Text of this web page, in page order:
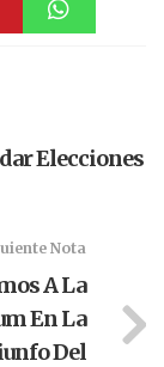
Elecciones
Nota
A La
En La
Del